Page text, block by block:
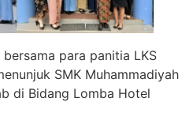
para panitia LKS
SMK Muhammadiyah
di Bidang Lomba Hotel